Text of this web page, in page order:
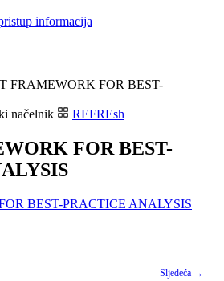
informacija
FRAMEWORK FOR BEST-
načelnik REFREsh
FOR BEST-
BEST-PRACTICE ANALYSIS
Sljedeća →